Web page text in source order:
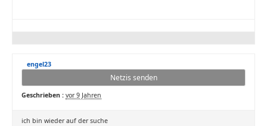
engel23
Netzis senden
Geschrieben : vor 9 Jahren
ich bin wieder auf der suche